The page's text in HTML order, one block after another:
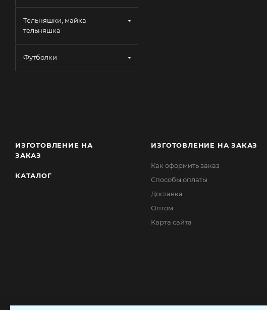
Тельняшки, майка
тельняшка
Футболки
ИЗГОТОВЛЕНИЕ НА
ЗАКАЗ
КАТАЛОГ
ИЗГОТОВЛЕНИЕ НА ЗАКАЗ
Как оформить заказ
Способы оплаты
Доставка
Оптом
Карта сайта